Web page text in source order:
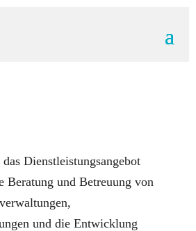
Dienstleistungsangebot
Beratung und Betreuung von
und die Entwicklung